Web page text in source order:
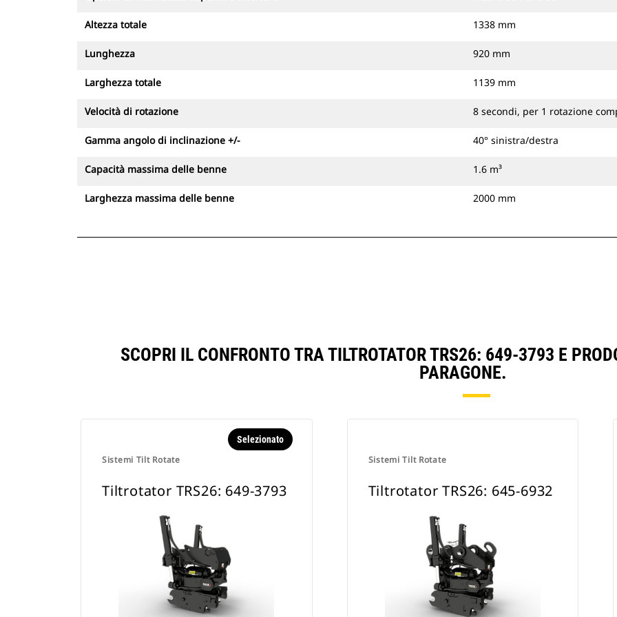
azione dispongono di valvole di
tenuta del carico integrate qualora si
Evitando il riposizionamento della
a mantenere stabile l'escavatore
migliorando la sicurezza in cantiere.
Gli operatori saranno anche in grado
di lavorare in spazi stretti riducendo
conseguenza,il rischio di incidenti
Altezza totale 1338 mm
Lunghezza 920 mm
Larghezza totale 1139 mm
Velocità di rotazione 8 secondi, per 1 rotazione
Gamma angolo di inclinazione +/- 40° sinistra/destra
Capacità massima delle benne 1.6 m³
Larghezza massima delle benne 2000 mm
SCOPRI IL CONFRONTO TRA TILTROTATOR TRS26: 649-3793 E
PARAGONE.
Sistemi Tilt Rotate
Selezionato
Tiltrotator TRS26: 649-3793
Sistemi Tilt Rotate
Tiltrotator TRS26: 645-6932